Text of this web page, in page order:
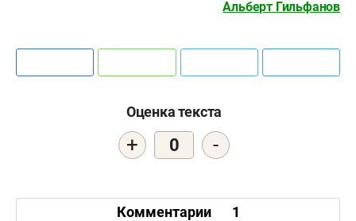
Альберт Гильфанов
Оценка текста
+ 0 -
Комментарии 1